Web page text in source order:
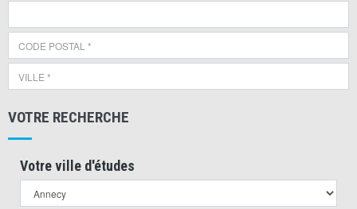
VOTRE RECHERCHE
Votre ville d'études